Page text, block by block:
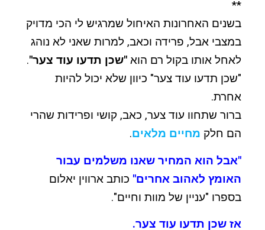
**
בשנים האחרונות האיחול שמרגיש לי הכי מדויק
במצבי אבל, פרידה וכאב, למרות שאני לא נוהג
לאחל אותו בקול רם הוא "שכן תדעו עוד צער".
"שכן תדעו עוד צער" כיוון שלא יכול להיות
אחרת.
ברור שתחוו עוד צער, כאב, קושי ופרידות שהרי
הם חלק מחיים מלאים.
"אבל הוא המחיר שאנו משלמים עבור
האומץ לאהוב אחרים" כותב ארווין יאלום
בספרו "עניין של מוות וחיים".
אז שכן תדעו עוד צער.